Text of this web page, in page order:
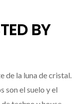
BY
de la luna de cristal.
son el suelo y el